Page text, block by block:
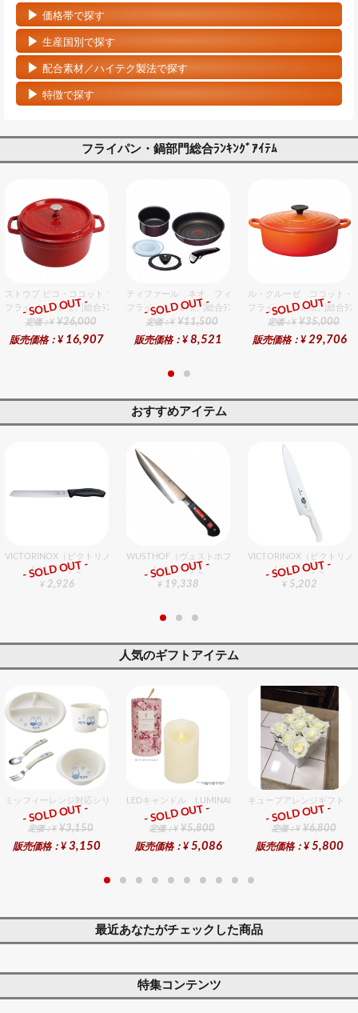
価格帯で探す
生産国別で探す
配合素材／ハイテク製法で探す
特徴で探す
フライパン・鍋部門総合ﾗﾝｷﾝｸﾞｱｲﾃﾑ
ストウブ ピコ・ココット ラウンド 20cm チェリー
フライパン・鍋部門総合ﾗﾝｷﾝｸﾞ
定価：¥ ¥26,000
販売価格：¥ 16,907
- SOLD OUT -
ティファール ネオ フィグノワールセット 5
フライパン・鍋部門総合ﾗﾝｷﾝｸﾞ
定価：¥ ¥11,500
販売価格：¥ 8,521
- SOLD OUT -
ル・クルーゼ ココット
フライパン・鍋部門総合ﾗﾝ
定価：¥ ¥35,000
販売価格：¥ 29,706
- SOLD OUT -
おすすめアイテム
VICTORINOX（ビクトリノックス） ブレッドナイフ 21cm
包丁・ハサミ
¥ 2,926
- SOLD OUT -
WUSTHOF（ヴュストホフ） スペシャルグレード 牛刀
包丁・ハサミ
¥ 19,338
- SOLD OUT -
VICTORINOX（ビクトリ
包丁・ハサミ
¥ 5,202
- SOLD OUT -
人気のギフトアイテム
ミッフィーレンジ対応シリーズ セット販売商品です。
ギフト
定価：¥ ¥3,150
販売価格：¥ 3,150
- SOLD OUT -
LEDキャンドル LUMINARA（ルミナラ） 桜ピラー3x4
ギフト
定価：¥ ¥5,800
販売価格：¥ 5,086
- SOLD OUT -
キューブアレンジギフト
ギフト
定価：¥ ¥6,800
販売価格：¥ 5,800
- SOLD OUT -
最近あなたがチェックした商品
特集コンテンツ